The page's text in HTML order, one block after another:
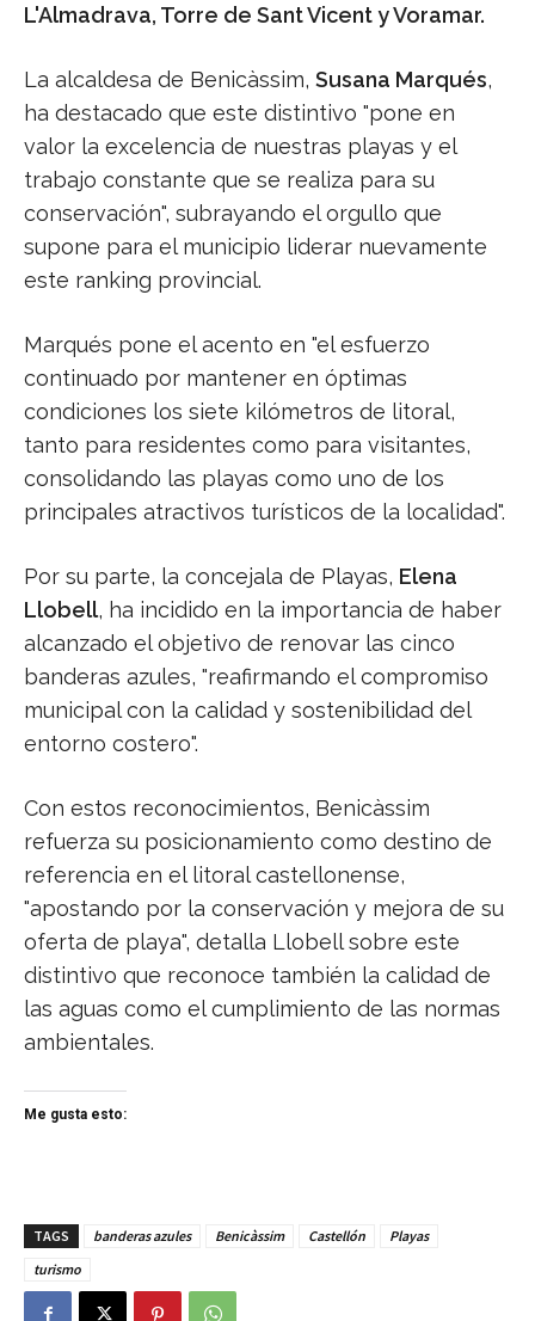
L'Almadrava, Torre de Sant Vicent y Voramar.
La alcaldesa de Benicàssim, Susana Marqués,
ha destacado que este distintivo "pone en
valor la excelencia de nuestras playas y el
trabajo constante que se realiza para su
conservación", subrayando el orgullo que
supone para el municipio liderar nuevamente
este ranking provincial.
Marqués pone el acento en "el esfuerzo
continuado por mantener en óptimas
condiciones los siete kilómetros de litoral,
tanto para residentes como para visitantes,
consolidando las playas como uno de los
principales atractivos turísticos de la localidad".
Por su parte, la concejala de Playas, Elena
Llobell, ha incidido en la importancia de haber
alcanzado el objetivo de renovar las cinco
banderas azules, "reafirmando el compromiso
municipal con la calidad y sostenibilidad del
entorno costero".
Con estos reconocimientos, Benicàssim
refuerza su posicionamiento como destino de
referencia en el litoral castellonense,
"apostando por la conservación y mejora de su
oferta de playa", detalla Llobell sobre este
distintivo que reconoce también la calidad de
las aguas como el cumplimiento de las normas
ambientales.
Me gusta esto:
TAGS banderas azules Benicàssim Castellón
Playas
turismo